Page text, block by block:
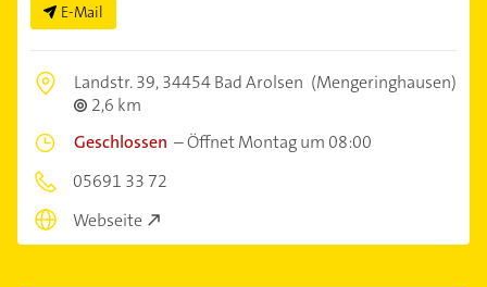
E-Mail
Landstr. 39,34454 Bad Arolsen (Mengeringhausen)
2,6 km
Geschlossen –Öffnet Montag um 08:00
05691 33 72
Webseite